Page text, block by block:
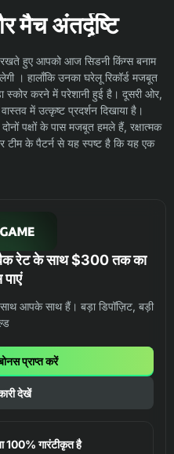
मैच अंतर्दृष्टि
हुए आपको आज सिडनी किंग्स बनाम
। हालाँकि उनका घरेलू रिकॉर्ड मजबूत
स्कोर करने में परेशानी हुई है। दूसरी ओर,
में उत्कृष्ट प्रदर्शन दिखाया है।
पक्षों के पास मजबूत हमले हैं, रक्षात्मक
टीम के पैटर्न से यह स्पष्ट है कि यह एक
रेट के साथ $300 तक का
पाएं
आपके साथ हैं। बड़ा डिपॉज़िट, बड़ी
प्राप्त करें
देखें
100% गारंटीकृत है